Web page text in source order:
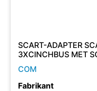
SCART-ADAPTER
3XCINCHBUS MET
COM
Fabrikant